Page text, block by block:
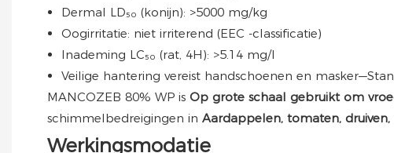
Dermal LD₅₀ (konijn): >5000 mg/kg
Oogirritatie: niet irriterend (EEC -classificatie)
Inademing LC₅₀ (rat, 4H): >5.14 mg/l
Veilige hantering vereist handschoenen en
MANCOZEB 80% WP is Op grote schaal gebruikt om
schimmelbedreigingen in Aardappelen, tomaten,
Werkingsmodatie